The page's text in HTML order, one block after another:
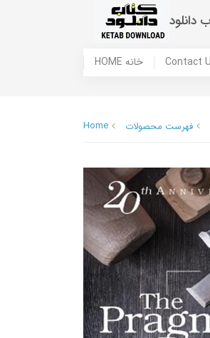
دانلود
HOME خانه
Home فهرست محصولات